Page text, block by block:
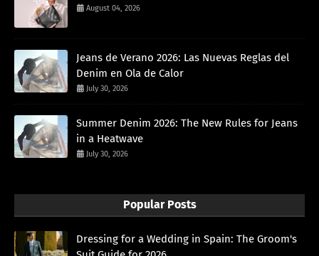
August 04, 2026
Jeans de Verano 2026: Las Nuevas Reglas del
Denim en Ola de Calor
July 30, 2026
Summer Denim 2026: The New Rules for Jeans
in a Heatwave
July 30, 2026
Popular Posts
Dressing for a Wedding in Spain: The Groom's